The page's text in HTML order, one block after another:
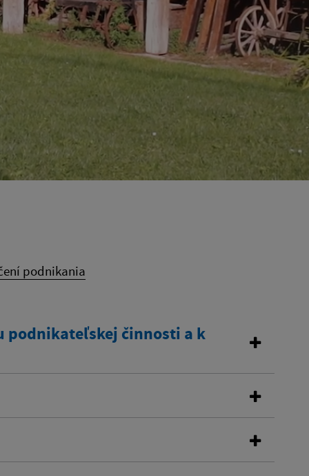
podnikania
podnikateľskej činnosti a k